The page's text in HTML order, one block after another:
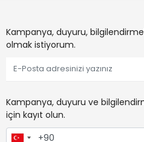
Kampanya, duyuru,
olmak istiyorum.
Kampanya, duyuru ve
için kayıt olun.